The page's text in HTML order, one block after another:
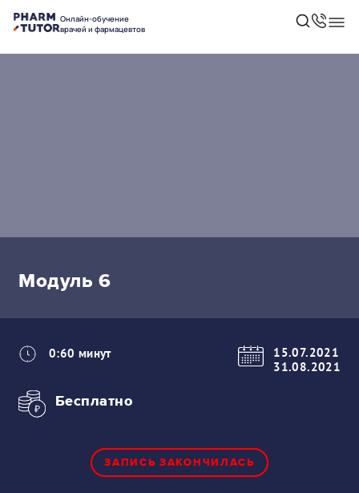
Онлайн-обучение
врачей и фармацевтов
Модуль 6
0:60 минут
15.07.2021
31.08.2021
Бесплатно
ЗАПИСЬ ЗАКОНЧИЛАСЬ